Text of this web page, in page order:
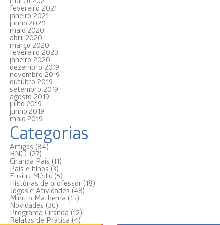
fevereiro 2021
janeiro 2021
junho 2020
maio 2020
abril 2020
março 2020
fevereiro 2020
janeiro 2020
dezembro 2019
novembro 2019
outubro 2019
setembro 2019
agosto 2019
julho 2019
junho 2019
maio 2019
Categorias
Artigos (84)
BNCC (27)
Ciranda Pais (11)
Pais e filhos (3)
Ensino Médio (5)
Histórias de professor (18)
Jogos e Atividades (48)
Minuto Mathema (15)
Novidades (30)
Programa Ciranda (12)
Relatos de Prática (4)